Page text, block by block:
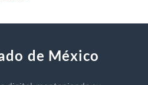
de México